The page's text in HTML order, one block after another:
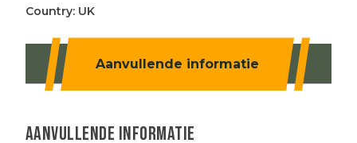
propeller
Country: UK
Aanvullende informatie
Aanvullende informatie